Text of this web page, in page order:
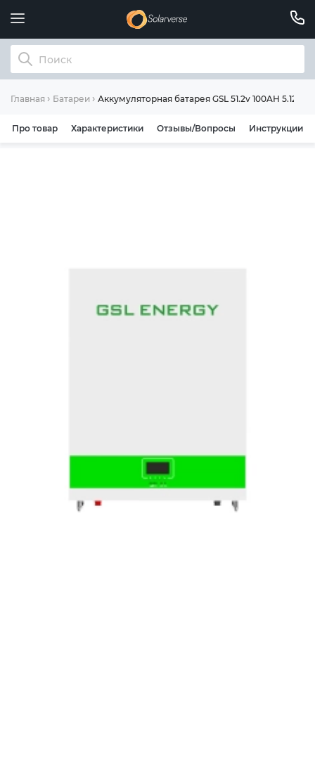
Главная Батареи Аккумуляторная батарея GSL 51.2v 100AH
Про товар Характеристики Отзывы/Вопросы Инструкции